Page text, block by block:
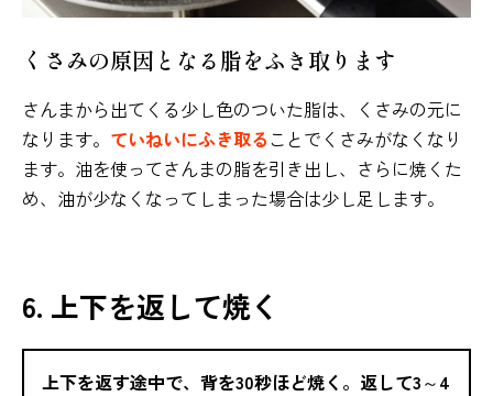
くさみの原因となる脂をふき取ります
さんまから出てくる少し色のついた脂は、くさみの元に
なります。 ていねいにふき取ることでくさみがなくなり
ます。油を使ってさんまの脂を引き出し、さらに焼くた
め、油が少なくなってしまった場合は少し足します。
6. 上下を返して焼く
上下を返す途中で、背を30秒ほど焼く。返して3～4